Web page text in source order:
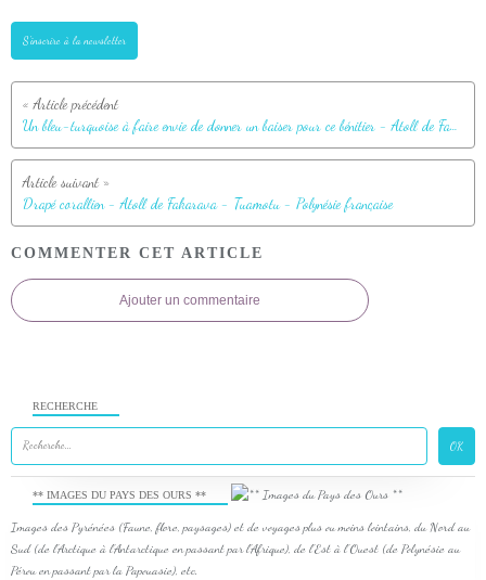
S'inscrire à la newsletter
Un bleu-turquoise à faire envie de donner un baiser pour ce bénitier - Atoll de Fakarava - Tuamotu - Polynésie française
Drapé corallien - Atoll de Fakarava - Tuamotu - Polynésie française
COMMENTER CET ARTICLE
Ajouter un commentaire
RECHERCHE
** IMAGES DU PAYS DES OURS **
Images des Pyrénées (Faune, flore, paysages) et de voyages plus ou moins lointains, du Nord au
Sud (de l'Arctique à l'Antarctique en passant par l'Afrique), de l'Est à l'Ouest (de Polynésie au
Pérou en passant par la Papouasie), etc.